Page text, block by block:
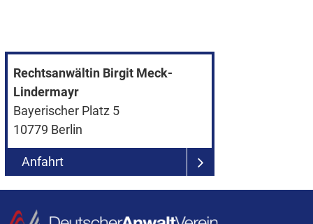
Rechtsanwältin Birgit Meck-
Lindermayr
Bayerischer Platz 5
10779 Berlin
Anfahrt